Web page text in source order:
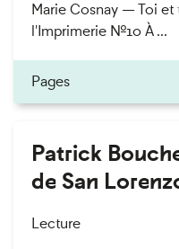
Marie Cosnay — Toi et
l'Imprimerie n°10 À ...
Pages
Patrick
de San
Lecture